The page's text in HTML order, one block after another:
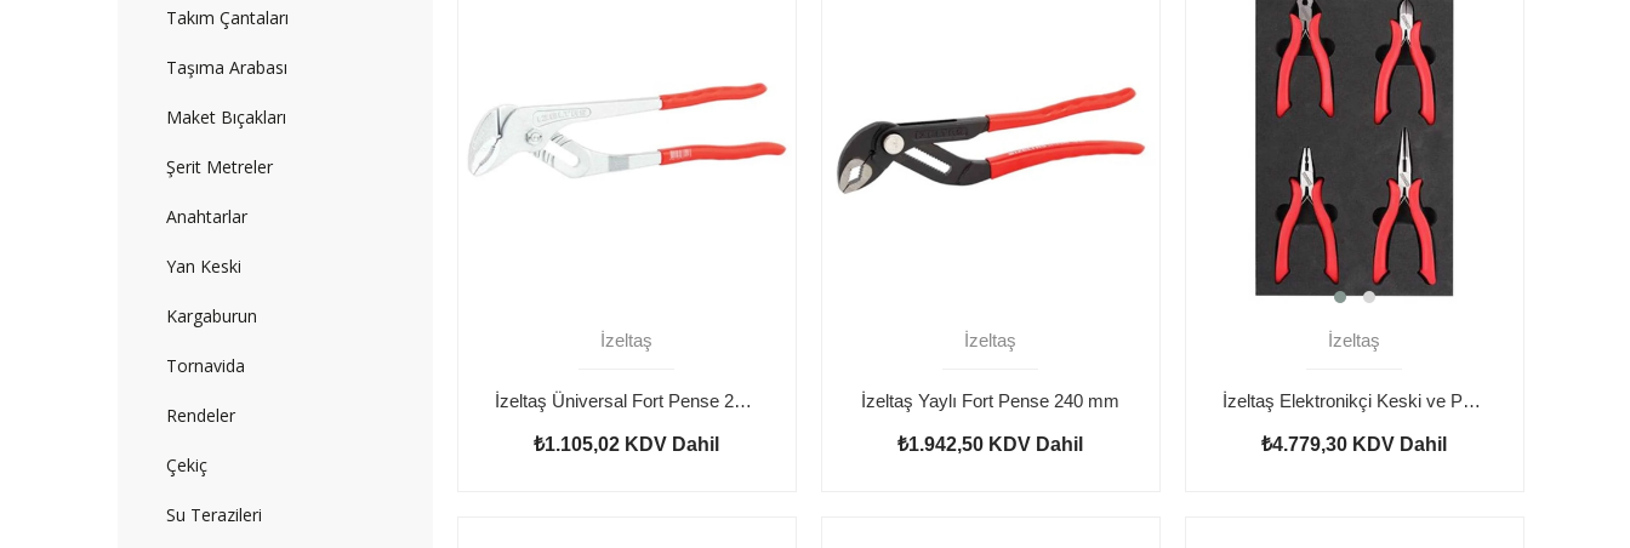
Takım Çantaları
Taşıma Arabası
Maket Bıçakları
Şerit Metreler
Anahtarlar
Yan Keski
Kargaburun
Tornavida
Rendeler
Çekiç
Su Terazileri
İzeltaş
İzeltaş Üniversal Fort Pense 240 mm
₺1.105,02 KDV Dahil
İzeltaş
İzeltaş Yaylı Fort Pense 240 mm
₺1.942,50 KDV Dahil
İzeltaş
İzeltaş Elektronikçi Keski ve Pense Seti 4 Parça
₺4.779,30 KDV Dahil